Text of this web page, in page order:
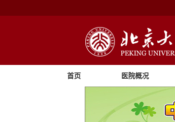
首页 医院概况